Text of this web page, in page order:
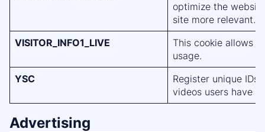
optimize the
site more relevant.
VISITOR_INFO1_LIVE
This cookie allows
usage.
YSC
Register unique IDs
videos users have
Advertising